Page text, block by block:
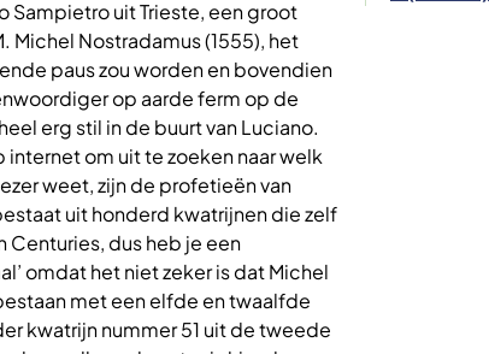
Sampietro uit Trieste, een groot
Michel Nostradamus (1555), het
paus zou worden en bovendien
op aarde ferm op de
erg stil in de buurt van Luciano.
internet om uit te zoeken naar welk
weet, zijn de profetieën van
uit honderd kwatrijnen die zelf
Centuries, dus heb je een
omdat het niet zeker is dat Michel
met een elfde en twaalfde
kwatrijn nummer 51 uit de tweede